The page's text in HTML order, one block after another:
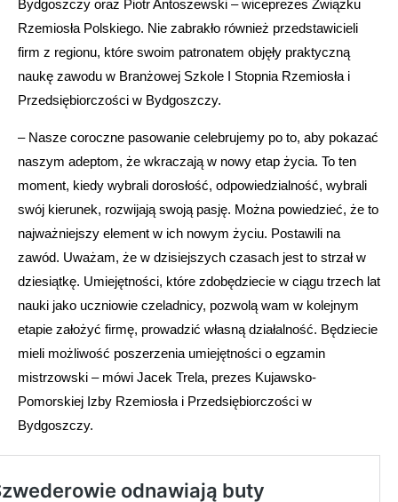
Bydgoszczy oraz Piotr Antoszewski – wiceprezes Związku
Rzemiosła Polskiego. Nie zabrakło również przedstawicieli
firm z regionu, które swoim patronatem objęły praktyczną
naukę zawodu w Branżowej Szkole I Stopnia Rzemiosła i
Przedsiębiorczości w Bydgoszczy.
– Nasze coroczne pasowanie celebrujemy po to, aby pokazać
naszym adeptom, że wkraczają w nowy etap życia. To ten
moment, kiedy wybrali dorosłość, odpowiedzialność, wybrali
swój kierunek, rozwijają swoją pasję. Można powiedzieć, że to
najważniejszy element w ich nowym życiu. Postawili na
zawód. Uważam, że w dzisiejszych czasach jest to strzał w
dziesiątkę. Umiejętności, które zdobędziecie w ciągu trzech lat
nauki jako uczniowie czeladnicy, pozwolą wam w kolejnym
etapie założyć firmę, prowadzić własną działalność. Będziecie
mieli możliwość poszerzenia umiejętności o egzamin
mistrzowski – mówi Jacek Trela, prezes Kujawsko-
Pomorskiej Izby Rzemiosła i Przedsiębiorczości w
Bydgoszczy.